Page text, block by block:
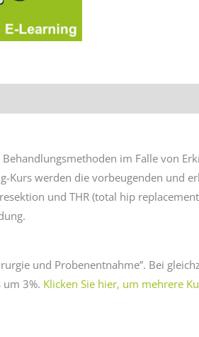
im Falle von
Kurs werden die vorbeugenden und
und THR (total hip
und Probenentnahme”. Bei
um 3%. Klicken Sie hier, um mehrere